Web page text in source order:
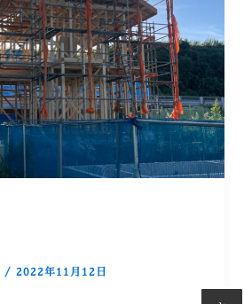
/2022年11月12日